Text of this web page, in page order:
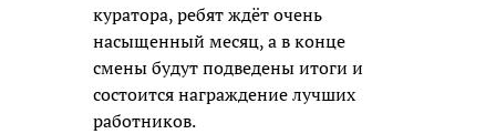
куратора, ребят ждёт очень
насыщенный месяц, а в конце
смены будут подведены итоги и
состоится награждение лучших
работников.